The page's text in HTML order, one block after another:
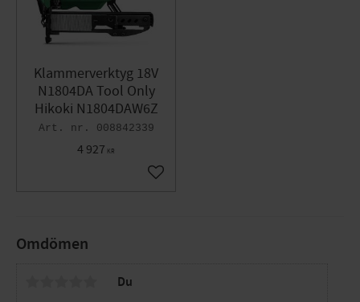
Omdömen
Du
Klammerverktyg 18V
N1804DA Tool Only
Hikoki N1804DAW6Z
008842339
4 927 KR
Lägg till i favoriter